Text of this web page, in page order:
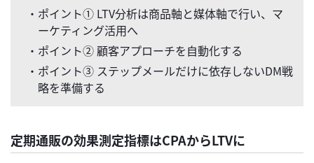
・ポイント① LTV分析は商品軸と媒体軸で行い、マ
ーケティング活用へ
・ポイント② 顧客アプローチを自動化する
・ポイント③ ステップメールだけに依存しないDM戦
略を準備する
定期通販の効果測定指標はCPAからLTVに